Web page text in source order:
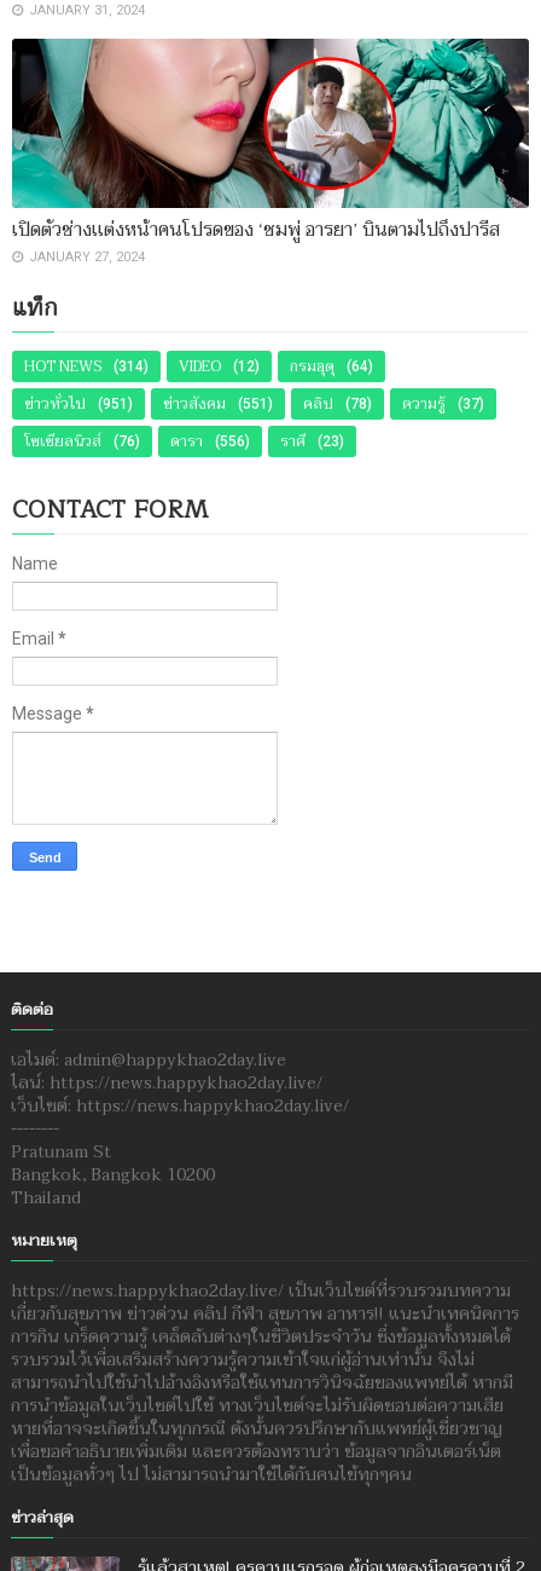
JANUARY 31, 2024
เปิดตัวช่างเเต่งหน้าคนโปรดของ ‘ชมพู่ อารยา’ บินตามไปถึงปารีส
JANUARY 27, 2024
แท็ก
HOT NEWS (314) VIDEO (12) กรมอุตุ (64)
ข่าวทั่วไป (951) ข่าวสังคม (551) คลิป (78) ความรู้ (37)
โซเชียลนิวส์ (76) ดารา (556) ราศี (23)
CONTACT FORM
Name
Email *
Message *
ติดต่อ
เอไมด์: admin@happykhao2day.live
ไลน์: https://news.happykhao2day.live/
เว็บไซต์: https://news.happykhao2day.live/
--------
Pratunam St
Bangkok, Bangkok 10200
Thailand
หมายเหตุ
https://news.happykhao2day.live/ เป็นเว็บไซต์ที่รวบรวมบทความ
เกี่ยวกับสุขภาพ ข่าวด่วน คลิป กีฬา สุขภาพ อาหาร!! แนะนำเทคนิคการ
การกิน เกร็ดความรู้ เคล็ดลับต่างๆในชีวิตประจำวัน ซึ่งข้อมูลทั้งหมดได้
รวบรวมไว้เพื่อเสริมสร้างความรู้ความเข้าใจแก่ผู้อ่านเท่านั้น จึงไม่
สามารถนำไปใช้นำไปอ้างอิงหรือใช้แทนการวินิจฉัยของแพทย์ได้ หากมี
การนำข้อมูลในเว็บไซต์ไปใช้ ทางเว็บไซต์จะไม่รับผิดชอบต่อความเสีย
หายที่อาจจะเกิดขึ้นในทุกกรณี ดังนั้นควรปรึกษากับแพทย์ผู้เชี่ยวชาญ
เพื่อขอคำอธิบายเพิ่มเติม และควรต้องทราบว่า ข้อมูลจากอินเตอร์เน็ต
เป็นข้อมูลทั่วๆ ไป ไม่สามารถนำมาใช้ได้กับคนไข้ทุกๆคน
ข่าวล่าสุด